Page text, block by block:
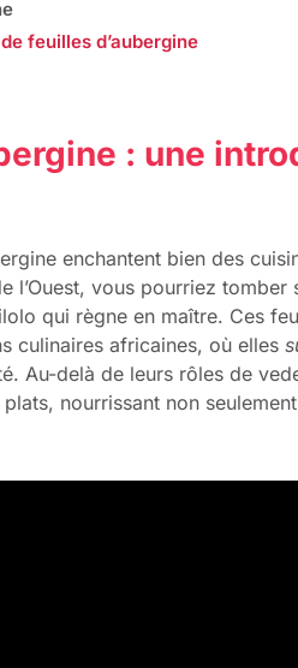
feuilles d’aubergine
: une
enchantent bien des
l’Ouest, vous pourriez tomber
qui règne en maître. Ces
culinaires africaines, où elles
Au-delà de leurs rôles de
nourrissant non